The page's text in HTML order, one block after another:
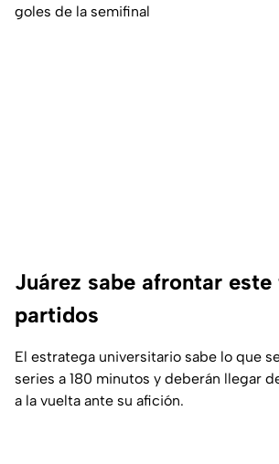
goles de la semifinal
Juárez sabe afrontar
partidos
El estratega universitario sabe lo que
series a 180 minutos y deberán llegar
a la vuelta ante su afición.